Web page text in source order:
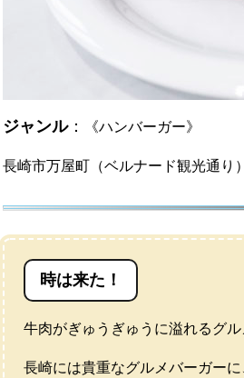
ジャンル： 《ハンバーガー》
長崎市万屋町（ベルナード観光通り
時は来た！
牛肉がぎゅうぎゅうに溢れるグ
長崎には貴重なグルメバーガー